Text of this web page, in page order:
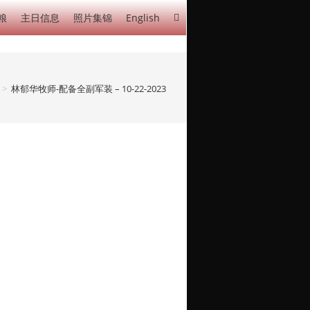
主日信息 照片集锦 English
> 林郁华牧师-配备全副军装 – 10-22-2023